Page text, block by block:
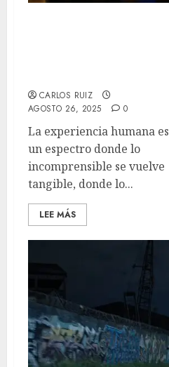
CARLOS RUIZ
AGOSTO 26, 2025
0
La experiencia humana es
un espectro donde lo
incomprensible se vuelve
tangible, donde lo...
LEE MÁS